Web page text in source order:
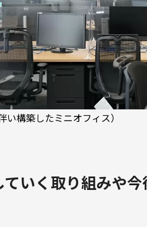
い構築したミニオフィス）
いく取り組みや